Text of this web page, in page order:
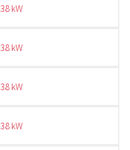
38 kW
38 kW
38 kW
38 kW